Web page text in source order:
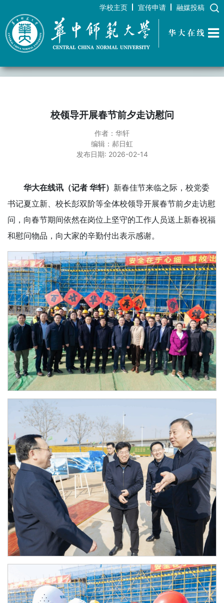
学校主页 宣传申请 融媒投稿
华大在线
校领导开展春节前夕走访慰问
作者：华轩
编辑：郝日虹
发布日期: 2026-02-14
华大在线讯（记者 华轩） 新春佳节来临之际，校党委
书记夏立新、校长彭双阶等全体校领导开展春节前夕走访慰
问，向春节期间依然在岗位上坚守的工作人员送上新春祝福
和慰问物品，向大家的辛勤付出表示感谢。